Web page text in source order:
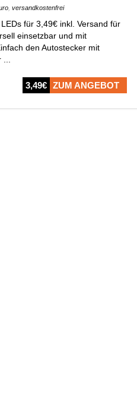
versandkostenfrei
für 3,49€ inkl. Versand für
einsetzbar und mit
den Autostecker mit
3,49€ ZUM ANGEBOT